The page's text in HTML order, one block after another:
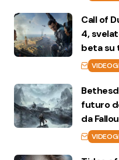
Call of
4,
beta
futuro
da